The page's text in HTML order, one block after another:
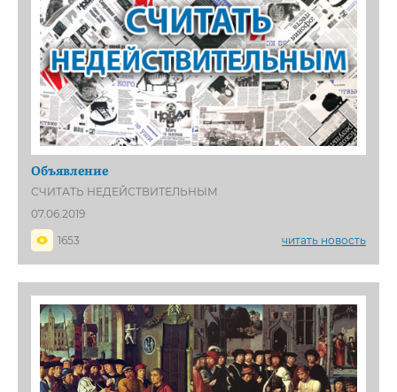
Объявление
СЧИТАТЬ НЕДЕЙСТВИТЕЛЬНЫМ
07.06.2019
1653
читать новость